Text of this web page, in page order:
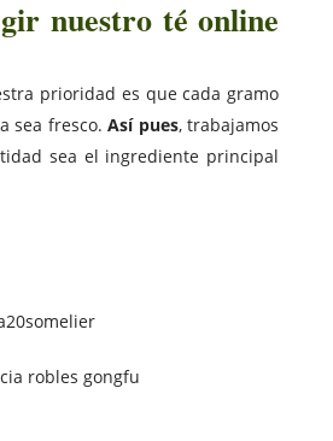
nuestro té online
prioridad es que cada gramo
sea fresco.Así pues, trabajamos
sea el ingrediente principal